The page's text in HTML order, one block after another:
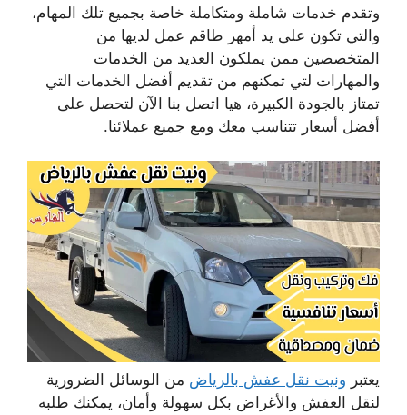
وتقدم خدمات شاملة ومتكاملة خاصة بجميع تلك المهام،
والتي تكون على يد أمهر طاقم عمل لديها من
المتخصصين ممن يملكون العديد من الخدمات
والمهارات لتي تمكنهم من تقديم أفضل الخدمات التي
تمتاز بالجودة الكبيرة، هيا اتصل بنا الآن لتحصل على
أفضل أسعار تتناسب معك ومع جميع عملائنا.
يعتبر ونيت نقل عفش بالرياض من الوسائل الضرورية
لنقل العفش والأغراض بكل سهولة وأمان، يمكنك طلبه